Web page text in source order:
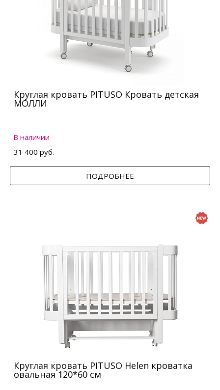
Круглая кровать PITUSO Кровать детская
МОЛЛИ
В наличии
31 400 руб.
ПОДРОБНЕЕ
Круглая кровать PITUSO Helen кроватка
овальная 120*60 см